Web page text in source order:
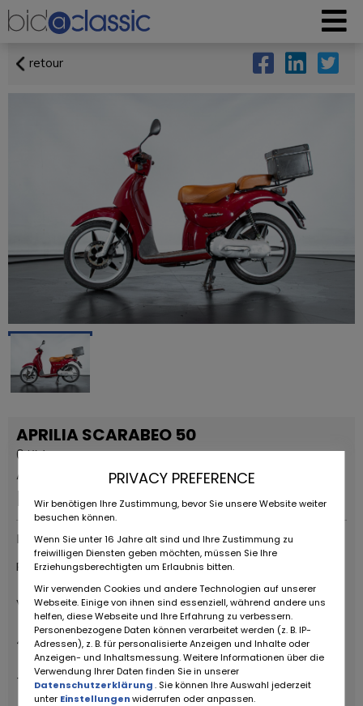
retour
APRILIA SCARABEO 50
0 KM
Annonce permanente
Prix ​​sur demande
Fournisseurs
RUOTE DA SOGNO S.R.L
Via Daniele da Torricella, 29
42122 Reggio Emilia
+39 0522 268511
PRIVACY PREFERENCE
Wir benötigen Ihre Zustimmung, bevor Sie unsere Website weiter
besuchen können.
Wenn Sie unter 16 Jahre alt sind und Ihre Zustimmung zu
freiwilligen Diensten geben möchten, müssen Sie Ihre
Erziehungsberechtigten um Erlaubnis bitten.
Wir verwenden Cookies und andere Technologien auf unserer
Webseite. Einige von ihnen sind essenziell, während andere uns
helfen, diese Webseite und Ihre Erfahrung zu verbessern.
Personenbezogene Daten können verarbeitet werden (z. B. IP-
Adressen), z. B. für personalisierte Anzeigen und Inhalte oder
Anzeigen- und Inhaltsmessung. Weitere Informationen über die
Verwendung Ihrer Daten finden Sie in unserer
Datenschutzerklärung. Sie können Ihre Auswahl jederzeit
unter Einstellungenwiderrufen oder anpassen.